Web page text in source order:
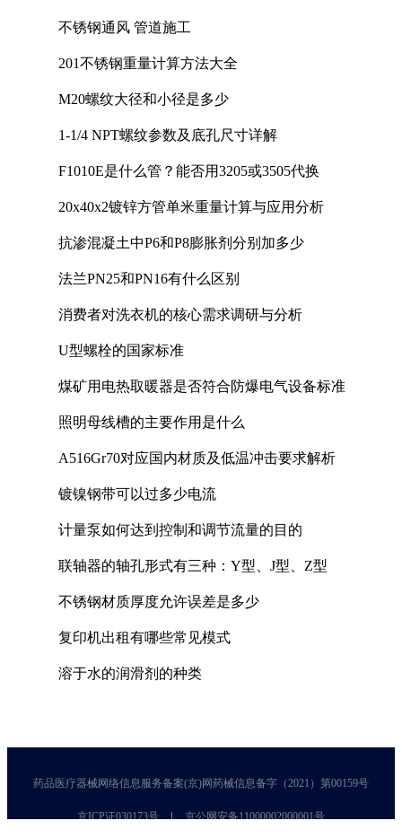
不锈钢通风 管道施工
201不锈钢重量计算方法大全
M20螺纹大径和小径是多少
1-1/4 NPT螺纹参数及底孔尺寸详解
F1010E是什么管？能否用3205或3505代换
20x40x2镀锌方管单米重量计算与应用分析
抗渗混凝土中P6和P8膨胀剂分别加多少
法兰PN25和PN16有什么区别
消费者对洗衣机的核心需求调研与分析
U型螺栓的国家标准
煤矿用电热取暖器是否符合防爆电气设备标准
照明母线槽的主要作用是什么
A516Gr70对应国内材质及低温冲击要求解析
镀镍钢带可以过多少电流
计量泵如何达到控制和调节流量的目的
联轴器的轴孔形式有三种：Y型、J型、Z型
不锈钢材质厚度允许误差是多少
复印机出租有哪些常见模式
溶于水的润滑剂的种类
药品医疗器械网络信息服务备案(京)网药械信息备字（2021）第00159号
京ICP证030173号 京公网安备11000002000001号